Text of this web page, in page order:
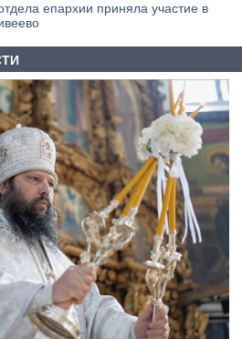
епархии приняла участие в